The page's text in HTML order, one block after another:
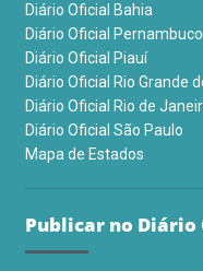
Diário Oficial Bahia
Diário Oficial Pernambuco
Diário Oficial Piauí
Diário Oficial Rio Grande
Diário Oficial Rio de
Diário Oficial São Paulo
Mapa de Estados
Publicar no